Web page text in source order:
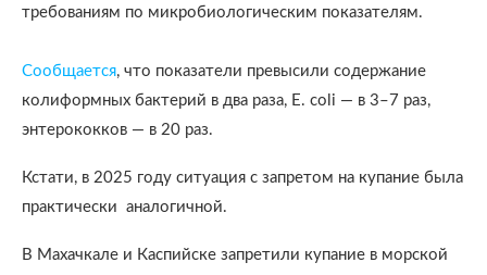
требованиям по микробиологическим показателям.
Сообщается, что показатели превысили содержание
колиформных бактерий в два раза, E. coli — в 3–7 раз,
энтерококков — в 20 раз.
Кстати, в 2025 году ситуация с запретом на купание была
практически аналогичной.
В Махачкале и Каспийске запретили купание в морской